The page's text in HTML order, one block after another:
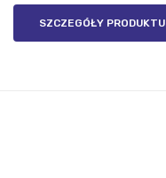
SZCZEGÓŁY PRODUKTU